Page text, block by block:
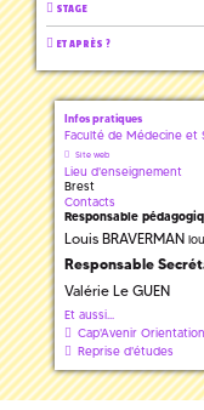
STAGE
ET APRÈS ?
Infos pratiques
Faculté de Médecine et
Site web
Lieu d'enseignement
Brest
Contacts
Responsable
Louis BRAVERMAN
Responsable
Valérie Le GUEN
Et aussi...
Cap'Avenir
Reprise d'études